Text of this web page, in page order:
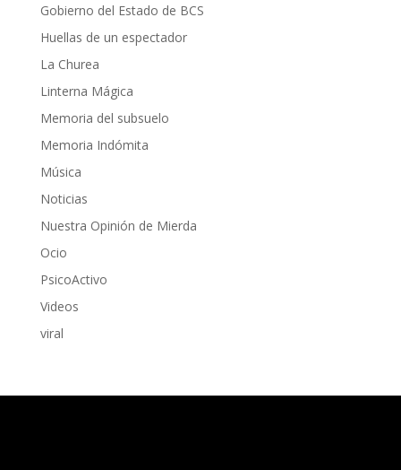
Gobierno del Estado de BCS
Huellas de un espectador
La Churea
Linterna Mágica
Memoria del subsuelo
Memoria Indómita
Música
Noticias
Nuestra Opinión de Mierda
Ocio
PsicoActivo
Videos
viral